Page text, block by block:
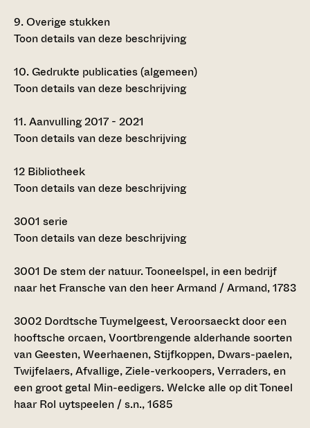
9.Overige stukken
Toon details van deze beschrijving
10.Gedrukte publicaties (algemeen)
Toon details van deze beschrijving
11.Aanvulling 2017 - 2021
Toon details van deze beschrijving
12 Bibliotheek
Toon details van deze beschrijving
3001 serie
Toon details van deze beschrijving
3001 De stem der natuur. Tooneelspel, in een bedrijf
naar het Fransche van den heer Armand / Armand, 1783
3002 Dordtsche Tuymelgeest, Veroorsaeckt door een
hooftsche orcaen, Voortbrengende alderhande soorten
van Geesten, Weerhaenen, Stijfkoppen, Dwars-paelen,
Twijfelaers, Afvallige, Ziele-verkoopers, Verraders, en
een groot getal Min-eedigers. Welcke alle op dit Toneel
haar Rol uytspeelen / s.n., 1685